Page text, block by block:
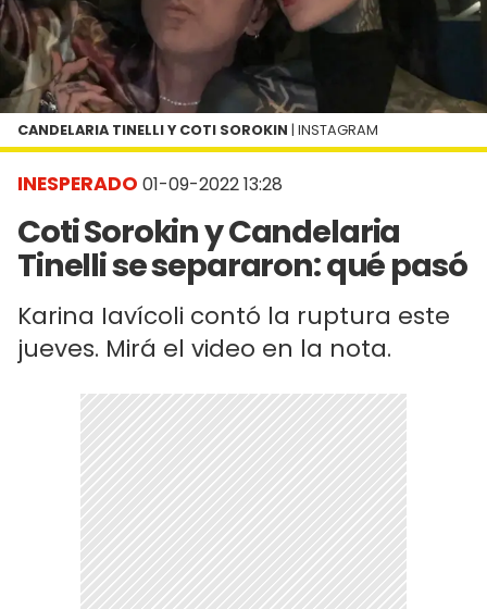
INESPERADO 01-09-2022 13:28
Coti Sorokin y Candelaria
Tinelli se separaron: qué pasó
Karina Iavícoli contó la ruptura este
jueves. Mirá el video en la nota.
CANDELARIA TINELLI Y COTI SOROKIN | INSTAGRAM